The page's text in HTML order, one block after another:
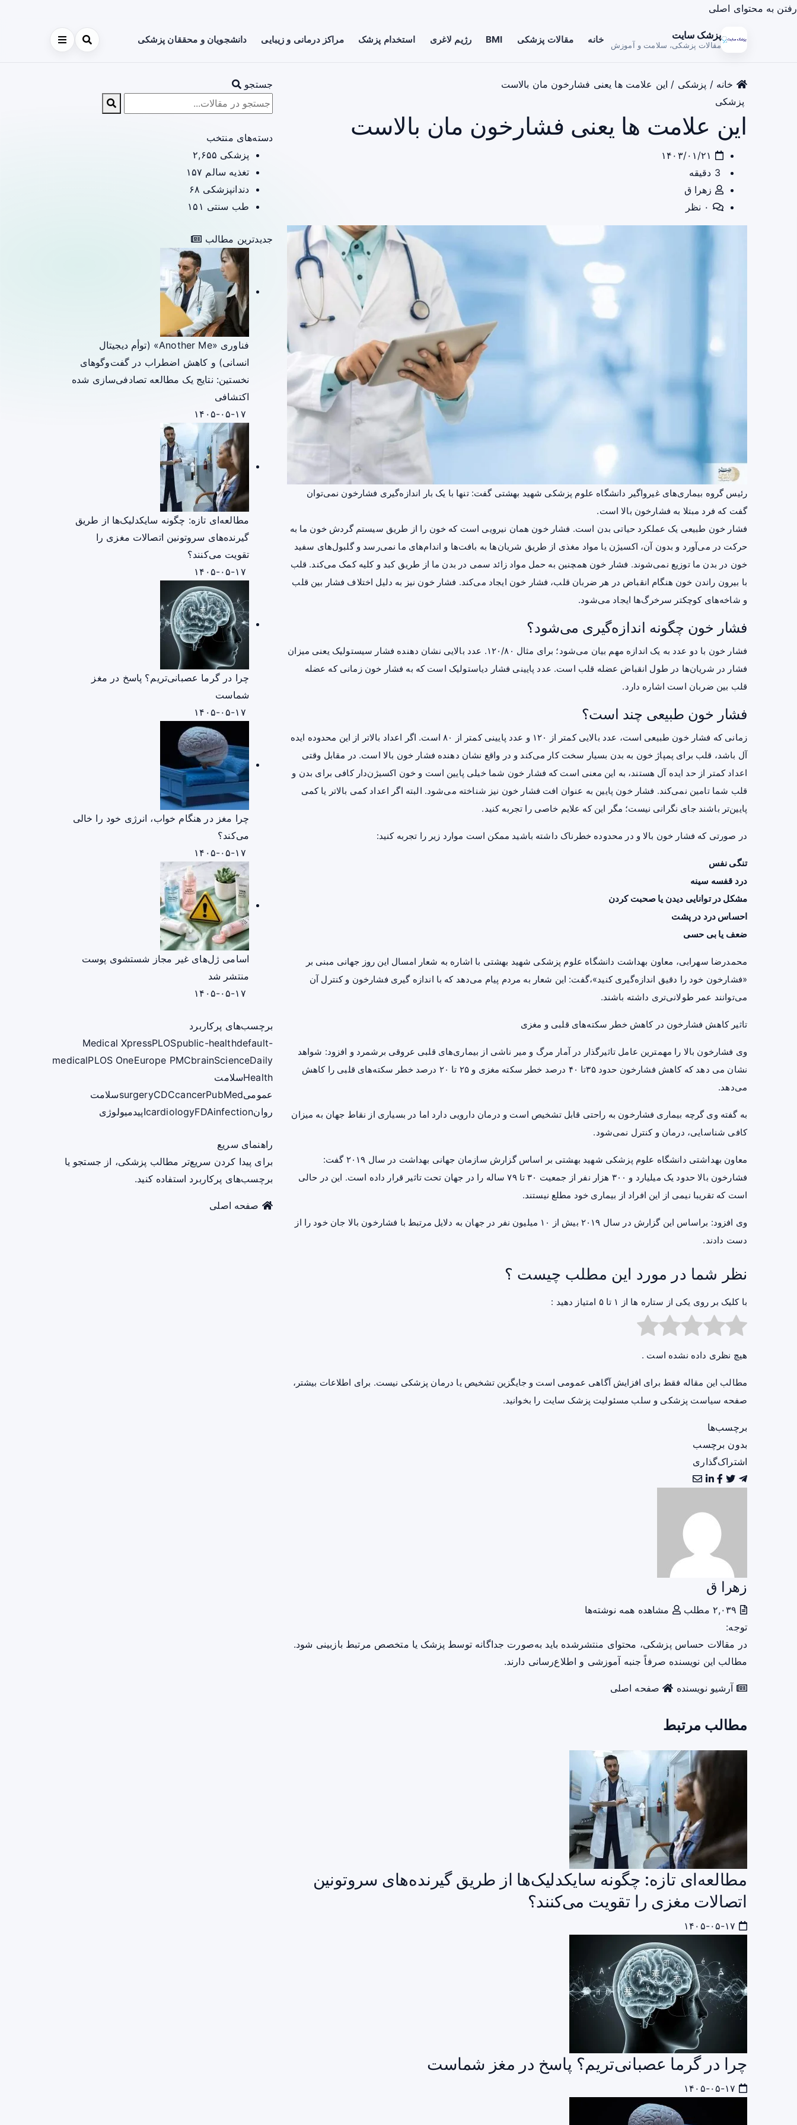
رفتن به محتوای اصلی
پزشک سایت
مقالات پزشکی، سلامت و آموزش خانه مقالات پزشکی BMI رژیم لاغری استخدام پزشک مراکز درمانی و زیبایی دانشجویان و محققان پزشکی
خانه / پزشکی / این علامت ها یعنی فشارخون مان بالاست
پزشکی
این علامت ها یعنی فشارخون مان بالاست
زهرا ق
رئیس گروه بیماری‌های غیرواگیر دانشگاه علوم پزشکی شهید بهشتی گفت: تنها با یک بار اندازه‌گیری فشارخون نمی‌توان
گفت که فرد مبتلا به فشارخون بالا است.
فشار خون طبیعی یک عملکرد حیاتی بدن است. فشار خون همان نیرویی است که خون را از طریق سیستم گردش خون ما به
حرکت در می‌آورد و بدون آن، اکسیژن یا مواد مغذی از طریق شریان‌ها به بافت‌ها و اندام‌های ما نمی‌رسد و گلبول‌های سفید
خون در بدن ما توزیع نمی‌شوند. فشار خون همچنین به حمل مواد زائد سمی در بدن ما از طریق کبد و کلیه کمک می‌کند. قلب
با بیرون راندن خون هنگام انقباض در هر ضربان قلب، فشار خون ایجاد می‌کند. فشار خون نیز به دلیل اختلاف فشار بین قلب
و شاخه‌های کوچکتر سرخرگ‌ها ایجاد می‌شود.
فشار خون چگونه اندازه‌گیری می‌شود؟
فشار خون با دو عدد به یک اندازه مهم بیان می‌شود؛ برای مثال ۱۲۰/۸۰. عدد بالایی نشان دهنده فشار سیستولیک یعنی میزان
فشار در شریان‌ها در طول انقباض عضله قلب است. عدد پایینی فشار دیاستولیک است که به فشار خون زمانی که عضله
قلب بین ضربان است اشاره دارد.
فشار خون طبیعی چند است؟
زمانی که فشار خون طبیعی است، عدد بالایی کمتر از ۱۲۰ و عدد پایینی کمتر از ۸۰ است. اگر اعداد بالاتر از این محدوده ایده
آل باشد، قلب برای پمپاژ خون به بدن بسیار سخت کار می‌کند و در واقع نشان دهنده فشار خون بالا است. در مقابل وقتی
اعداد کمتر از حد ایده آل هستند، به این معنی است که فشار خون شما خیلی پایین است و خون اکسیژن‌دار کافی برای بدن و
قلب شما تامین نمی‌کند. فشار خون پایین به عنوان افت فشار خون نیز شناخته می‌شود. البته اگر اعداد کمی بالاتر یا کمی
پایین‌تر باشند جای نگرانی نیست؛ مگر این که علایم خاصی را تجربه کنید.
در صورتی که فشار خون بالا و در محدوده خطرناک داشته باشید ممکن است موارد زیر را تجربه کنید:
تنگی نفس
درد قفسه سینه
مشکل در توانایی دیدن یا صحبت کردن
احساس درد در پشت
ضعف یا بی حسی
محمدرضا سهرابی، معاون بهداشت دانشگاه علوم پزشکی شهید بهشتی با اشاره به شعار امسال این روز جهانی مبنی بر
«فشارخون خود را دقیق اندازه‌گیری کنید»،گفت: این شعار به مردم پیام می‌دهد که با اندازه گیری فشارخون و کنترل آن
می‌توانند عمر طولانی‌تری داشته باشند.
تاثیر کاهش فشارخون در کاهش خطر سکته‌های قلبی و مغزی
وی فشارخون بالا را مهمترین عامل تاثیرگذار در آمار مرگ و میر ناشی از بیماری‌های قلبی عروقی برشمرد و افزود: شواهد
نشان می دهد که کاهش فشارخون حدود ۳۵تا ۴۰ درصد خطر سکته مغزی و ۲۵ تا ۲۰ درصد خطر سکته‌های قلبی را کاهش
می‌دهد.
به گفته وی گرچه بیماری فشارخون به راحتی قابل تشخیص است و درمان دارویی دارد اما در بسیاری از نقاط جهان به میزان
کافی شناسایی، درمان و کنترل نمی‌شود.
معاون بهداشتی دانشگاه علوم پزشکی شهید بهشتی بر اساس گزارش سازمان جهانی بهداشت در سال ۲۰۱۹ گفت:
فشارخون بالا حدود یک میلیارد و ۳۰۰ هزار نفر از جمعیت ۳۰ تا ۷۹ ساله را در جهان تحت تاثیر قرار داده است. این در حالی
است که تقریبا نیمی از این افراد از بیماری خود مطلع نیستند.
وی افزود: براساس این گزارش در سال ۲۰۱۹ بیش از ۱۰ میلیون نفر در جهان به دلایل مرتبط با فشارخون بالا جان خود را از
دست دادند.
نظر شما در مورد این مطلب چیست ؟
با کلیک بر روی یکی از ستاره ها از ۱ تا ۵ امتیاز دهید :
هیچ نظری داده نشده است .
مطالب این مقاله فقط برای افزایش آگاهی عمومی است و جایگزین تشخیص یا درمان پزشکی نیست. برای اطلاعات بیشتر،
صفحه سیاست پزشکی و سلب مسئولیت پزشک سایت را بخوانید.
برچسب‌ها
بدون برچسب
اشتراک‌گذاری
زهرا ق
مشاهده همه نوشته‌ها
توجه:
در مقالات حساس پزشکی، محتوای منتشرشده باید به‌صورت جداگانه توسط پزشک یا متخصص مرتبط بازبینی شود.
مطالب این نویسنده صرفاً جنبه آموزشی و اطلاع‌رسانی دارند.
آرشیو نویسنده صفحه اصلی
مطالب مرتبط
مطالعه‌ای تازه: چگونه سایکدلیک‌ها از طریق گیرنده‌های سروتونین
اتصالات مغزی را تقویت می‌کنند؟
چرا در گرما عصبانی‌تریم؟ پاسخ در مغز شماست
جستجو
دسته‌های منتخب
پزشکی ۲,۶۵۵
تغذیه سالم ۱۵۷
دندانپزشکی ۶۸
طب سنتی ۱۵۱
جدیدترین مطالب
فناوری «Another Me» (توأم دیجیتال
انسانی) و کاهش اضطراب در گفت‌وگوهای
نخستین: نتایج یک مطالعه تصادفی‌سازی شده
اکتشافی
مطالعه‌ای تازه: چگونه سایکدلیک‌ها از طریق
گیرنده‌های سروتونین اتصالات مغزی را
تقویت می‌کنند؟
چرا در گرما عصبانی‌تریم؟ پاسخ در مغز
شماست
چرا مغز در هنگام خواب، انرژی خود را خالی
می‌کند؟
اسامی ژل‌های غیر مجاز شستشوی پوست
منتشر شد
برچسب‌های پرکاربرد
Medical XpressPLOSpublic-healthdefault-
medicalPLOS OneEurope PMCbrainScienceDaily
Healthسلامت
عمومی
surgeryCDCcancerPubMed
سلامت
روان
cardiologyFDAinfection اپیدمیولوژی
راهنمای سریع
برای پیدا کردن سریع‌تر مطالب پزشکی، از جستجو یا
برچسب‌های پرکاربرد استفاده کنید.
صفحه اصلی